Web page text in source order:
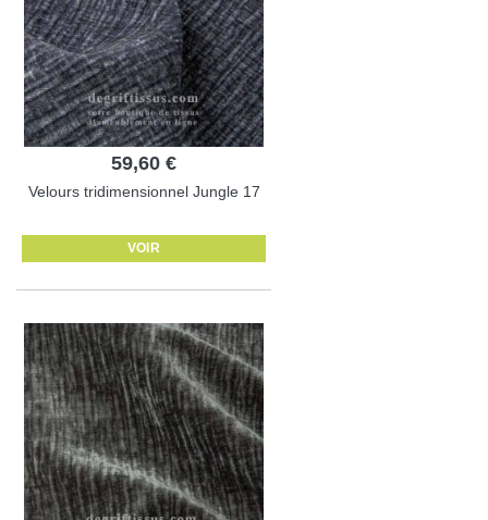
59,60 €
Velours tridimensionnel Jungle 17
VOIR